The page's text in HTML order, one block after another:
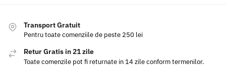
Transport Gratuit
Pentru toate comenziile de peste 250 lei
Retur Gratis in 21 zile
Toate comenzile pot fi returnate in 14 zile conform termenilor.